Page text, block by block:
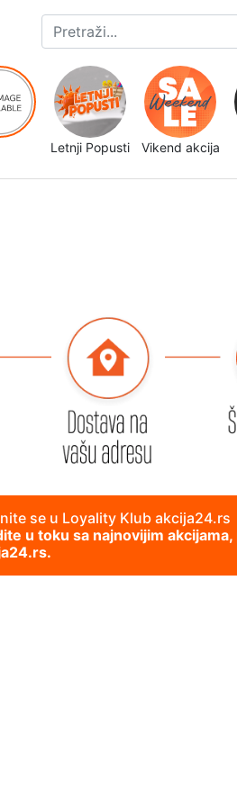
Letnji Popusti Vikend akcija
se u Loyality Klub akcija24.rs
u toku sa najnovijim